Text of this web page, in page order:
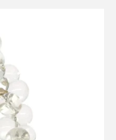
GOLD